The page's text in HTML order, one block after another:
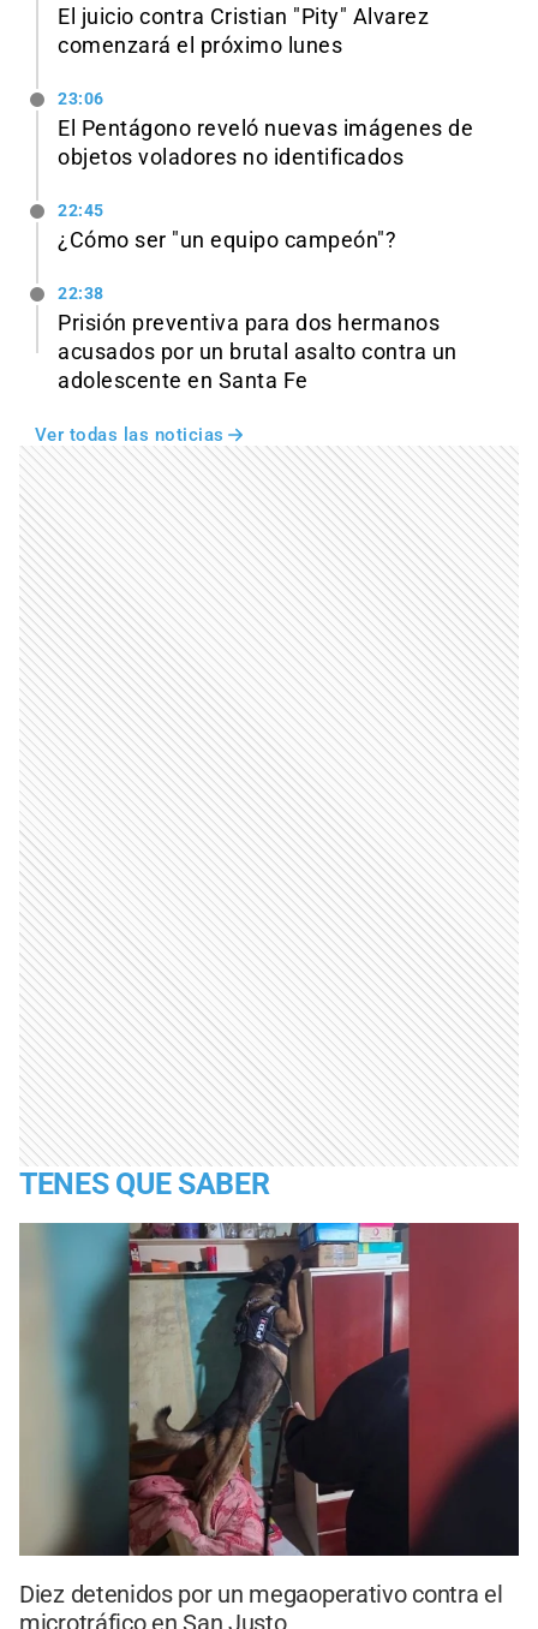
El juicio contra Cristian "Pity" Alvarez
comenzará el próximo lunes
23:06
El Pentágono reveló nuevas imágenes de
objetos voladores no identificados
22:45
¿Cómo ser "un equipo campeón"?
22:38
Prisión preventiva para dos hermanos
acusados por un brutal asalto contra un
adolescente en Santa Fe
Ver todas las noticias
TENES QUE SABER
Diez detenidos por un megaoperativo contra el
microtráfico en San Justo